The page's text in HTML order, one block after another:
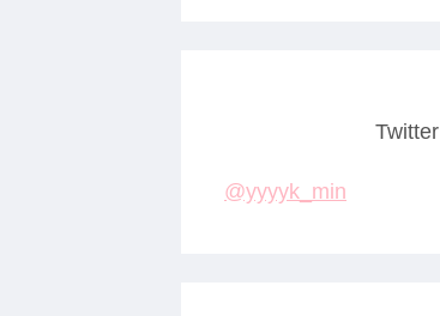
Twitter
@yyyyk_min